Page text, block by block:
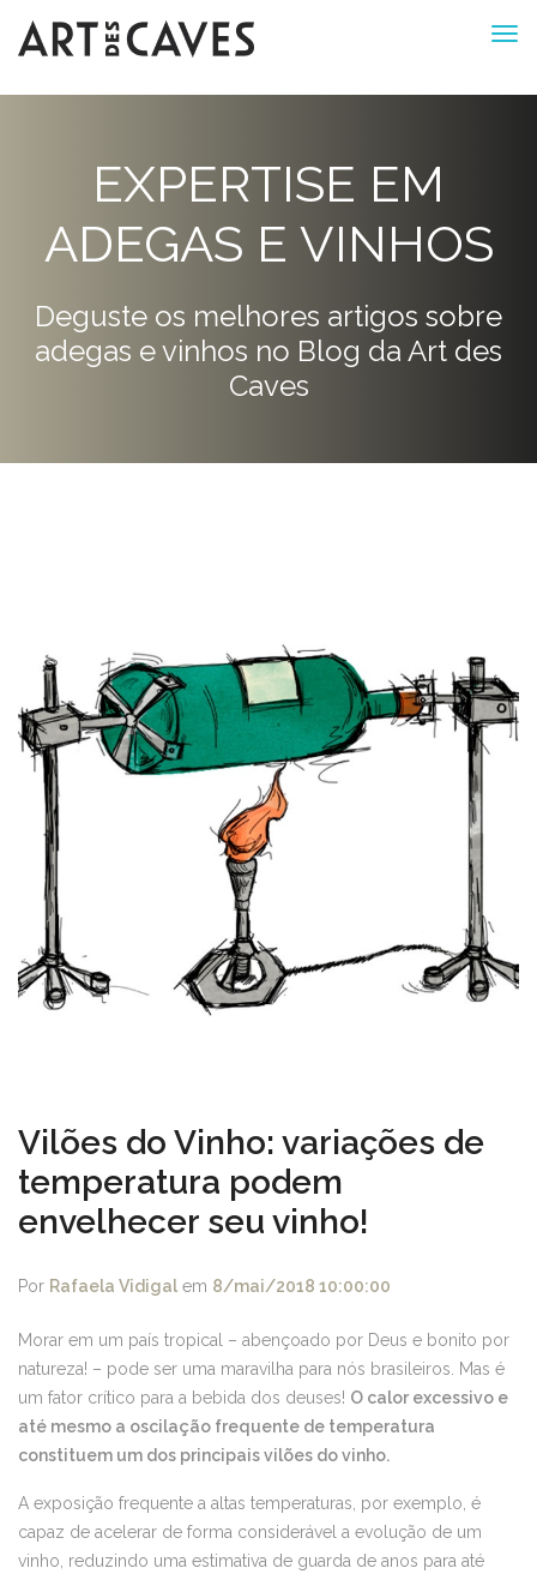
EXPERTISE EM
ADEGAS E VINHOS
Deguste os melhores artigos sobre
adegas e vinhos no Blog da Art des
Caves
Vilões do Vinho: variações de
temperatura podem
envelhecer seu vinho!
Por Rafaela Vidigal em 8/mai/2018 10:00:00
Morar em um país tropical – abençoado por Deus e bonito por
natureza! – pode ser uma maravilha para nós brasileiros. Mas é
um fator crítico para a bebida dos deuses! O calor excessivo e
até mesmo a oscilação frequente de temperatura
constituem um dos principais vilões do vinho.
A exposição frequente a altas temperaturas, por exemplo, é
capaz de acelerar de forma considerável a evolução de um
vinho, reduzindo uma estimativa de guarda de anos para até